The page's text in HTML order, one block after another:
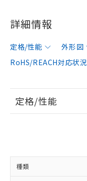
詳細情報
定格/性能 外形図
RoHS/REACH対応状況
定格/性能
種類